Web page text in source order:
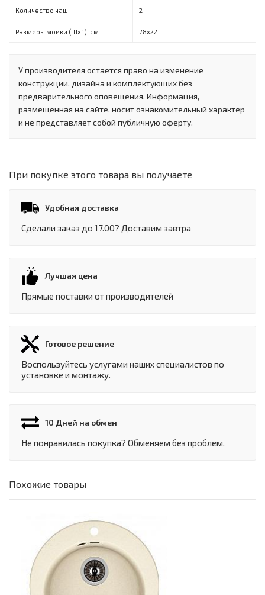
Количество чаш 2
Размеры мойки (ШхГ), см 78х22
У производителя остается право на изменение
конструкции, дизайна и комплектующих без
предварительного оповещения. Информация,
размещенная на сайте, носит ознакомительный характер
и не представляет собой публичную оферту.
При покупке этого товара вы получаете
Удобная доставка
Сделали заказ до 17.00? Доставим завтра
Лучшая цена
Прямые поставки от производителей
Готовое решение
Воспользуйтесь услугами наших специалистов по
установке и монтажу.
10 Дней на обмен
Не понравилась покупка? Обменяем без проблем.
Похожие товары